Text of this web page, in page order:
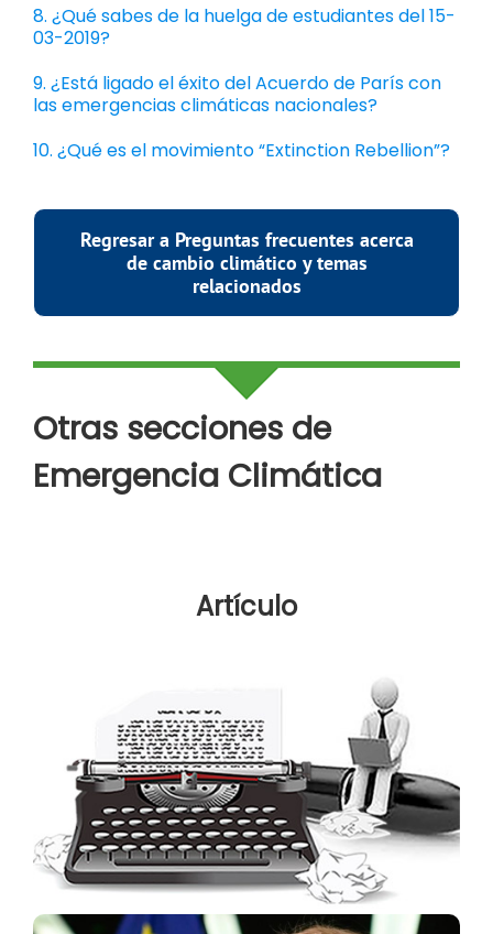
8. ¿Qué sabes de la huelga de estudiantes del 15-
03-2019?
9. ¿Está ligado el éxito del Acuerdo de París con
las emergencias climáticas nacionales?
10. ¿Qué es el movimiento “Extinction Rebellion”?
Regresar a Preguntas frecuentes acerca
de cambio climático y temas
relacionados
Otras secciones de
Emergencia Climática
Artículo